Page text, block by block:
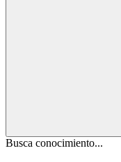
Busca conocimiento...